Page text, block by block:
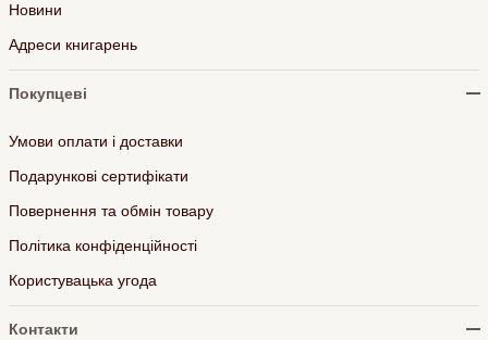
Новини
Адреси книгарень
Покупцеві
Умови оплати і доставки
Подарункові сертифікати
Повернення та обмін товару
Політика конфіденційності
Користувацька угода
Контакти